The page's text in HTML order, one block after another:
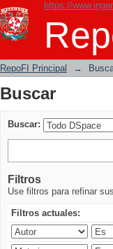
https://
Buscar
RepoFI Principal →
Buscar
Buscar:
Filtros
Use filtros para refinar
Filtros actuales: